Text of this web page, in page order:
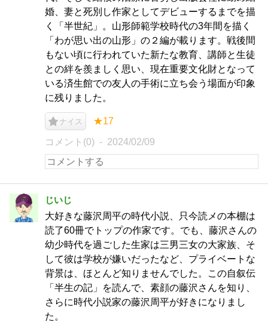
婚、妻と死別し作家としてデビューするまでを描
く「半世紀」。山形師範学校時代の3年間を描く
「わが思い出の山形」の２編が載ります。戦後間
もない頃に行われていた新たな教育、講師と生徒
との絆を羨ましく思い、現在重要文化財となって
いる済生館での友人の手術に立ち会う場面が印象
に残りました。
ナイス ★17
コメント(0) 2024/02/09
じいじ
大好きな藤沢周平の時代小説、只今読メの本棚は
読了60冊でトップの作家です。でも、藤沢さんの
幼少時代を過ごした生家は三男三女の大家族、そ
して彼は学校が嫌いだったなど、プライベートな
背景は、ほとんど知りませんでした。この自叙伝
「半生の記」を読んで、素顔の藤沢さんを知り、
さらに時代小説家の藤沢周平が好きになりまし
た。